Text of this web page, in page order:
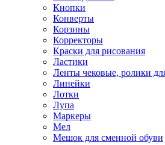
Кнопки
Конверты
Корзины
Корректоры
Краски для рисования
Ластики
Ленты чековые, ролики
Линейки
Лотки
Лупа
Маркеры
Мел
Мешок для сменной обуви